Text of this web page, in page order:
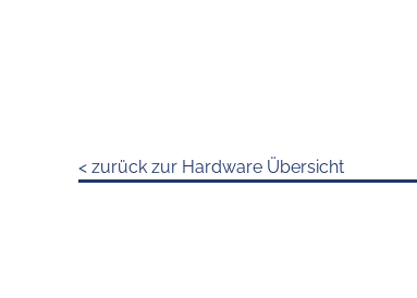
< zurück zur Hardware Übersicht